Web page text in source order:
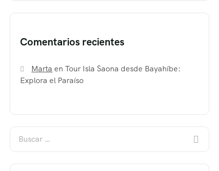
Comentarios recientes
Marta enTour Isla Saona desde Bayahíbe:
Explora el Paraíso